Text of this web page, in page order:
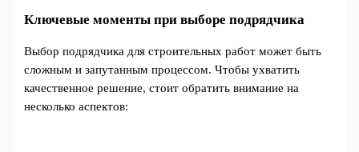
Ключевые моменты при выборе подрядчика
Выбор подрядчика для строительных работ может быть
сложным и запутанным процессом. Чтобы ухватить
качественное решение, стоит обратить внимание на
несколько аспектов: